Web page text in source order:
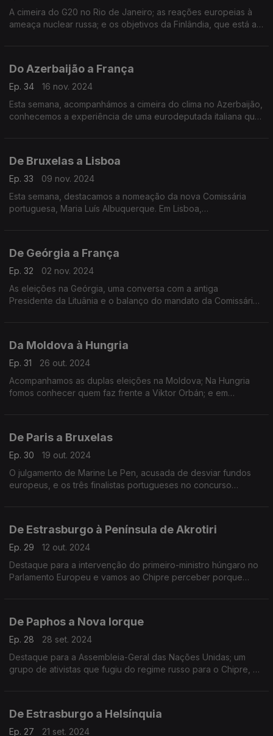
A cimeira do G20 no Rio de Janeiro; as reações europeias à
ameaça nuclear russa; e os objetivos da Finlândia, que está a
Do Azerbaijão a França
Ep. 34
16 nov. 2024
Esta semana, acompanhámos a cimeira do clima no Azerbaijão,
conhecemos a experiência de uma eurodeputada italiana que
De Bruxelas a Lisboa
Ep. 33
09 nov. 2024
Esta semana, destacamos a nomeação da nova Comissária
portuguesa, Maria Luís Albuquerque. Em Lisboa,
De Geórgia a França
Ep. 32
02 nov. 2024
As eleições na Geórgia, uma conversa com a antiga
Presidente da Lituânia e o balanço do mandato da Comissária
Da Moldova à Hungria
Ep. 31
26 out. 2024
Acompanhamos as duplas eleições na Moldova; Na Hungria
fomos conhecer quem faz frente a Viktor Orbán; e em
De Paris a Bruxelas
Ep. 30
19 out. 2024
O julgamento de Marine Le Pen, acusada de desviar fundos
europeus, e os três finalistas portugueses no concurso
De Estrasburgo à Península de Akrotiri
Ep. 29
12 out. 2024
Destaque para a intervenção do primeiro-ministro húngaro no
Parlamento Europeu e vamos ao Chipre perceber porque
De Paphos a Nova Iorque
Ep. 28
28 set. 2024
Destaque para a Assembleia-Geral das Nações Unidas; um
grupo de ativistas que fugiu do regime russo para o Chipre, e
De Estrasburgo a Helsínquia
Ep. 27
21 set. 2024